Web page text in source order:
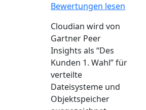
Bewertungen lesen
Cloudian wird von
Gartner Peer
Insights als “Des
Kunden 1. Wahl” für
verteilte
Dateisysteme und
Objektspeicher